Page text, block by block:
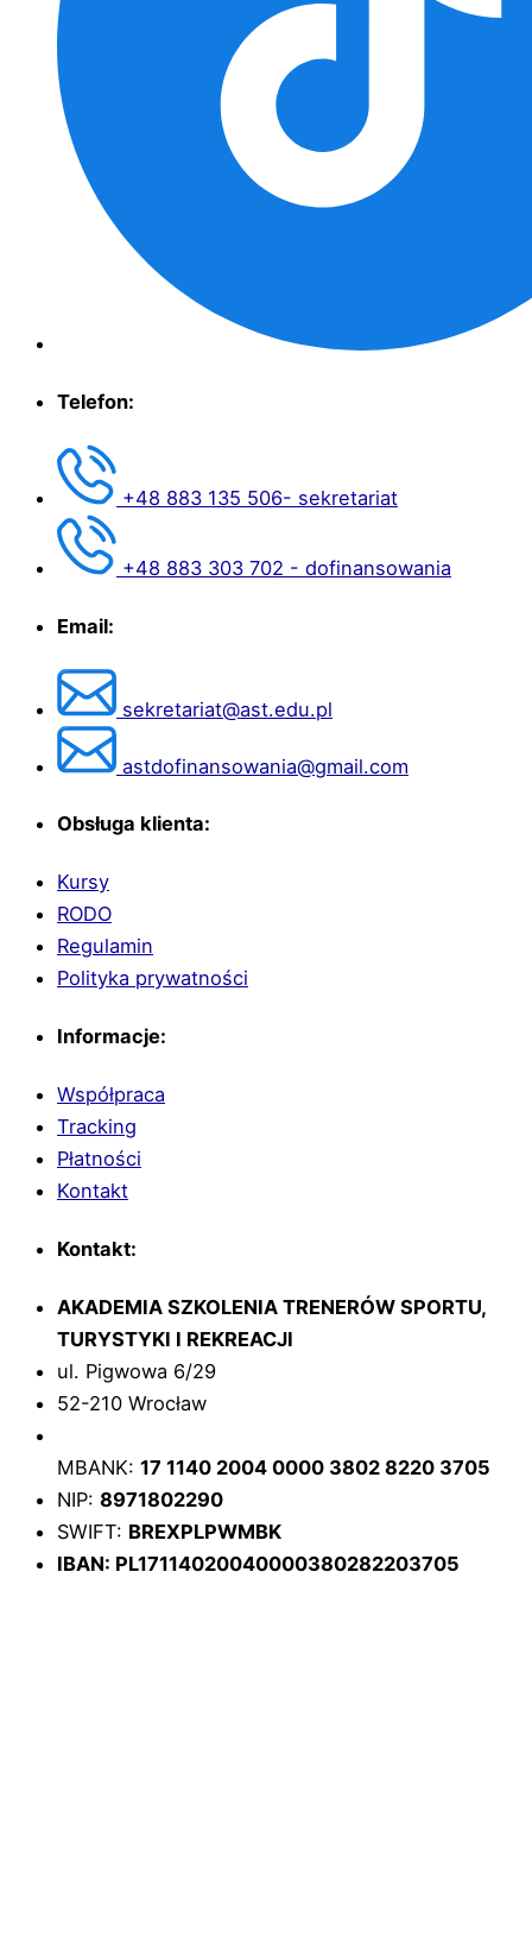
Telefon:
+48 883 135 506- sekretariat
+48 883 303 702 - dofinansowania
Email:
sekretariat@ast.edu.pl
astdofinansowania@gmail.com
Obsługa klienta:
Kursy
RODO
Regulamin
Polityka prywatności
Informacje:
Współpraca
Tracking
Płatności
Kontakt
Kontakt:
AKADEMIA SZKOLENIA TRENERÓW SPORTU,
TURYSTYKI I REKREACJI
ul. Pigwowa 6/29
52-210 Wrocław
MBANK: 17 1140 2004 0000 3802 8220 3705
NIP: 8971802290
SWIFT: BREXPLPWMBK
IBAN: PL17114020040000380282203705